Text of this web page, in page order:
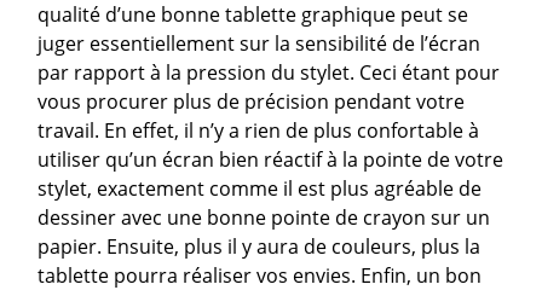
qualité d’une bonne tablette graphique peut se
juger essentiellement sur la sensibilité de l’écran
par rapport à la pression du stylet. Ceci étant pour
vous procurer plus de précision pendant votre
travail. En effet, il n’y a rien de plus confortable à
utiliser qu’un écran bien réactif à la pointe de votre
stylet, exactement comme il est plus agréable de
dessiner avec une bonne pointe de crayon sur un
papier. Ensuite, plus il y aura de couleurs, plus la
tablette pourra réaliser vos envies. Enfin, un bon